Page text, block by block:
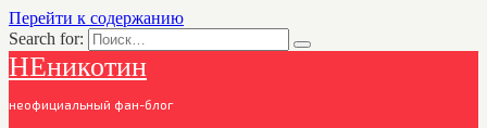
Перейти к содержанию
Search for:
НЕникотин
неофициальный фан-блог